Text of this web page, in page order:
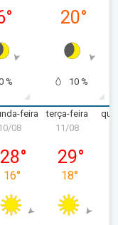
°
%
20°
10 %
08
feira
segunda-feira, 10/08
08
28°
16°
terça-feira
terça-feira,
11/08
29°
18°